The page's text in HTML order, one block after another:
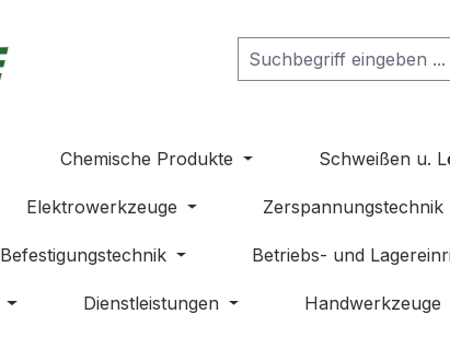
Chemische Produkte Schweißen u.
Elektrowerkzeuge Zerspannungstechnik
Befestigungstechnik Betriebs- und
Dienstleistungen Handwerkzeuge